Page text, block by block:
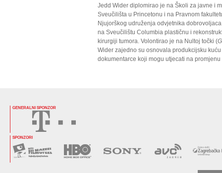
Jedd Wider diplomirao je na Školi za javne i
Sveučilišta u Princetonu i na Pravnom
Njujorškog udruženja odvjetnika
na Sveučilištu Columbia plastičnu i
kirurgiji tumora. Volontirao je na Nultoj točki (
Wider zajedno su osnovala produkcijsku
dokumentarce koji mogu utjecati na promjenu
GENERALNI SPONZOR
SPONZORI